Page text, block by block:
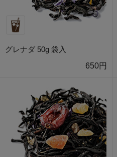
グレナダ 50g 袋入
650円